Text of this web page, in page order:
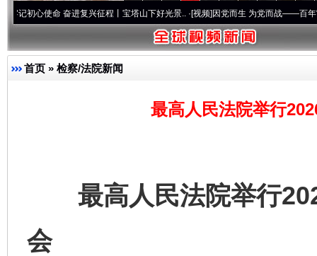
命 奋进复兴征程丨宝塔山下好光景..·[视频]因党而生 为党而战——百年“纪”事⑧加强
首页 » 检察/法院新闻
最高人民法院举行
最高人民法院举行
会